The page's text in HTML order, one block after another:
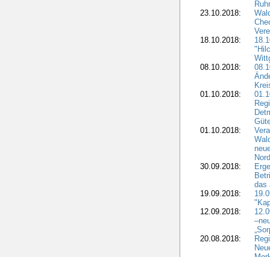
23.10.2018:
18.10.2018:
08.10.2018:
01.10.2018:
01.10.2018:
30.09.2018:
das
19.09.2018:
12.09.2018:
20.08.2018: